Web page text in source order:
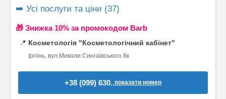
➡️ Усі послуги та ціни (37)
🎁 Знижка 10% за промокодом Barb
📍 Косметологія "Косметологічний кабінет"
Ірпінь, вул.Миколи Сингаївського 8к
+38 (099) 630..показати номер